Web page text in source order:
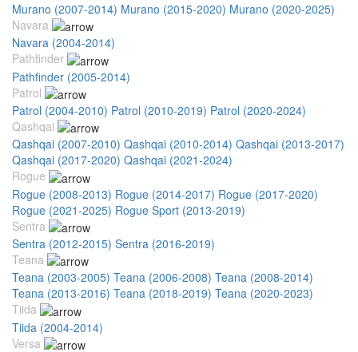
Murano (2007-2014) Murano (2015-2020) Murano (2020-2025)
Navara
Navara (2004-2014)
Pathfinder
Pathfinder (2005-2014)
Patrol
Patrol (2004-2010) Patrol (2010-2019) Patrol (2020-2024)
Qashqai
Qashqai (2007-2010) Qashqai (2010-2014) Qashqai (2013-2017)
Qashqai (2017-2020) Qashqai (2021-2024)
Rogue
Rogue (2008-2013) Rogue (2014-2017) Rogue (2017-2020)
Rogue (2021-2025) Rogue Sport (2013-2019)
Sentra
Sentra (2012-2015) Sentra (2016-2019)
Teana
Teana (2003-2005) Teana (2006-2008) Teana (2008-2014)
Teana (2013-2016) Teana (2018-2019) Teana (2020-2023)
Tiida
Tiida (2004-2014)
Versa